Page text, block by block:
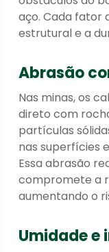
aço. Cada fator
estrutural e a
Abrasão
Nas minas, os
direto com
partículas
nas superfícies
Essa abrasão
compromete a
aumentando o
Umidade